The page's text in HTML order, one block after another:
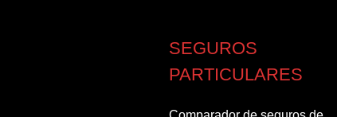
SEGUROS
PARTICULARES